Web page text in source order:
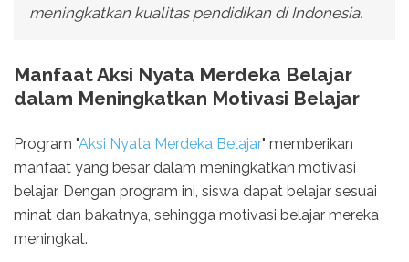
meningkatkan kualitas pendidikan di Indonesia.
Manfaat Aksi Nyata Merdeka Belajar
dalam Meningkatkan Motivasi Belajar
Program "Aksi Nyata Merdeka Belajar" memberikan
manfaat yang besar dalam meningkatkan motivasi
belajar. Dengan program ini, siswa dapat belajar sesuai
minat dan bakatnya, sehingga motivasi belajar mereka
meningkat.